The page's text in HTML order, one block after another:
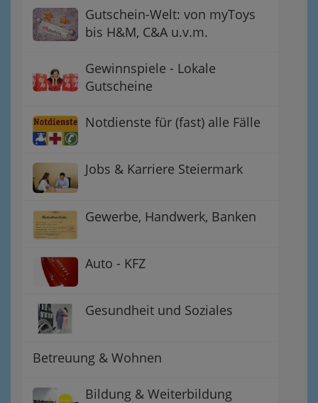
Gutschein-Welt: von myToys
bis H&M, C&A u.v.m.
Gewinnspiele - Lokale
Gutscheine
Notdienste für (fast) alle Fälle
Jobs & Karriere Steiermark
Gewerbe, Handwerk, Banken
Auto - KFZ
Gesundheit und Soziales
Betreuung & Wohnen
Bildung & Weiterbildung